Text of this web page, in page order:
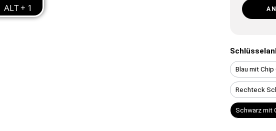
Blau mit
Rechteck
Schwarz mit